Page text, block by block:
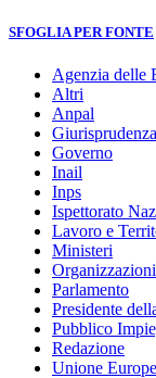
SFOGLIA PER FONTE
Agenzia delle
Altri
Anpal
Giurisprudenza
Governo
Inail
Inps
Ispettorato
Lavoro e
Ministeri
Parlamento
Presidente
Pubblico
Redazione
Unione